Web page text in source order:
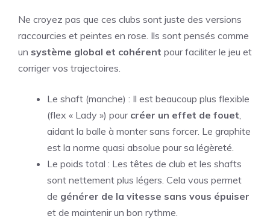
Ne croyez pas que ces clubs sont juste des versions
raccourcies et peintes en rose. Ils sont pensés comme
un système global et cohérent pour faciliter le jeu et
corriger vos trajectoires.
Le shaft (manche) : Il est beaucoup plus flexible
(flex « Lady ») pour créer un effet de fouet,
aidant la balle à monter sans forcer. Le graphite
est la norme quasi absolue pour sa légèreté.
Le poids total : Les têtes de club et les shafts
sont nettement plus légers. Cela vous permet
de générer de la vitesse sans vous épuiser
et de maintenir un bon rythme.